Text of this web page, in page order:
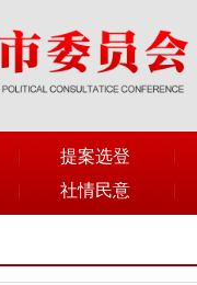
提案选登
社情民意